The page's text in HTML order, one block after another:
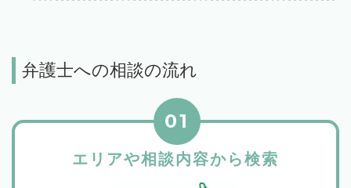
弁護士への相談の流れ
エリアや相談内容から検索
01